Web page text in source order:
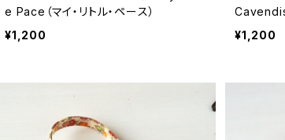
e Pace（マイ・リトル・ペース）
¥1,200
ュ）
¥1,200